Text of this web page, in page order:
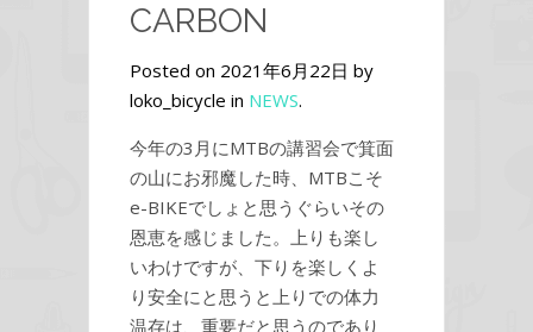
CARBON
Posted on 2021年6月22日 by
loko_bicycle in NEWS.
今年の3月にMTBの講習会で箕面
の山にお邪魔した時、MTBこそ
e-BIKEでしょと思うぐらいその
恩恵を感じました。上りも楽し
いわけですが、下りを楽しくよ
り安全にと思うと上りでの体力
温存は、重要だと思うのであり